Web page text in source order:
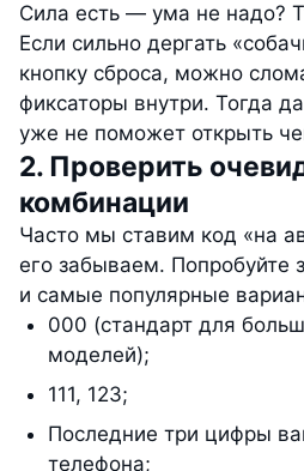
Сила есть — ума не надо?
Если сильно дергать
кнопку сброса, можно
фиксаторы внутри. Тогда
уже не поможет открыть
2. Проверить
комбинации
Часто мы ставим код «на
его забываем. Попробуйте
и самые популярные
000 (стандарт для
моделей);
111, 123;
Последние три цифры
телефона;